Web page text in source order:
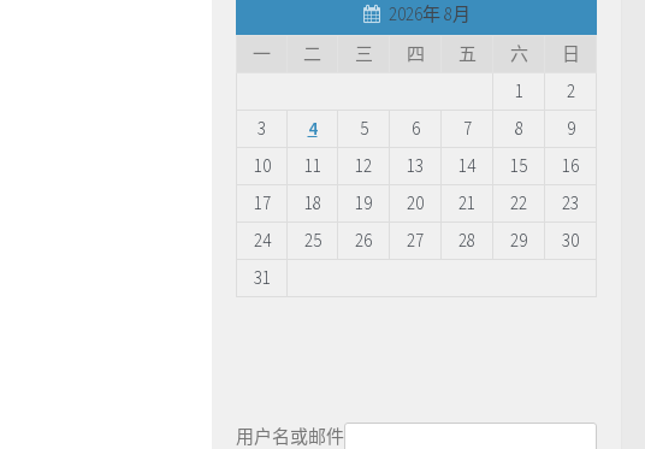
2026年 8月
一
二 三 四 五 六
日
1
2
3
4 5 6 7 8
9
10
11 12 13 14 15
16
17
18 19 20 21 22
23
24
25 26 27 28 29
30
31
用户名或邮件